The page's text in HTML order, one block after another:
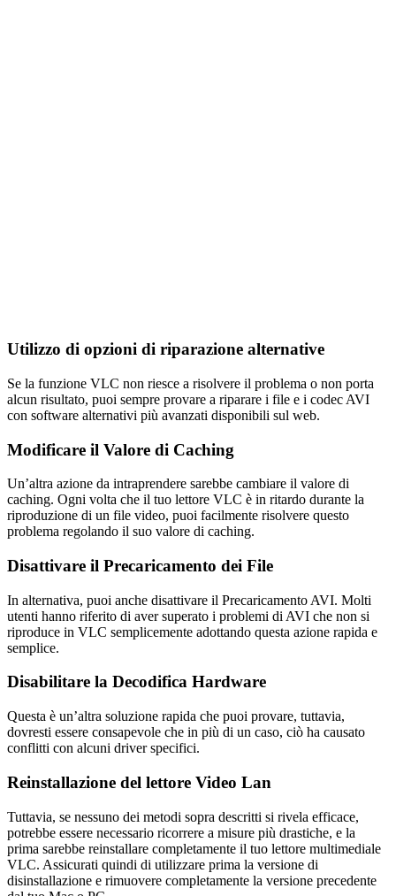
Utilizzo di opzioni di riparazione alternative
Se la funzione VLC non riesce a risolvere il problema o non porta
alcun risultato, puoi sempre provare a riparare i file e i codec AVI
con software alternativi più avanzati disponibili sul web.
Modificare il Valore di Caching
Un’altra azione da intraprendere sarebbe cambiare il valore di
caching. Ogni volta che il tuo lettore VLC è in ritardo durante la
riproduzione di un file video, puoi facilmente risolvere questo
problema regolando il suo valore di caching.
Disattivare il Precaricamento dei File
In alternativa, puoi anche disattivare il Precaricamento AVI. Molti
utenti hanno riferito di aver superato i problemi di AVI che non si
riproduce in VLC semplicemente adottando questa azione rapida e
semplice.
Disabilitare la Decodifica Hardware
Questa è un’altra soluzione rapida che puoi provare, tuttavia,
dovresti essere consapevole che in più di un caso, ciò ha causato
conflitti con alcuni driver specifici.
Reinstallazione del lettore Video Lan
Tuttavia, se nessuno dei metodi sopra descritti si rivela efficace,
potrebbe essere necessario ricorrere a misure più drastiche, e la
prima sarebbe reinstallare completamente il tuo lettore multimediale
VLC. Assicurati quindi di utilizzare prima la versione di
disinstallazione e rimuovere completamente la versione precedente